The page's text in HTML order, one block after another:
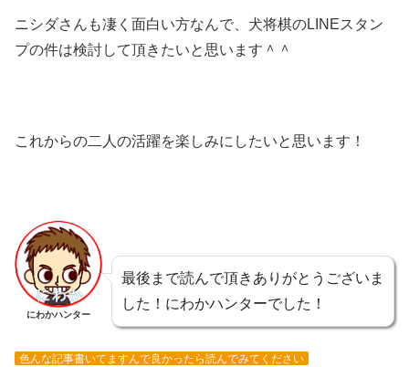
ニシダさんも凄く面白い方なんで、犬将棋のLINEスタン
プの件は検討して頂きたいと思います＾＾
これからの二人の活躍を楽しみにしたいと思います！
にわかハンター
最後まで読んで頂きありがとうございま
した！にわかハンターでした！
色んな記事書いてますんで良かったら読んでみてください